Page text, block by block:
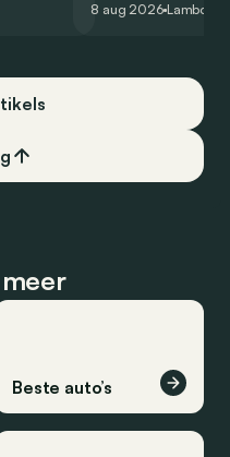
een record voor
8 aug 2026
Beste auto’s